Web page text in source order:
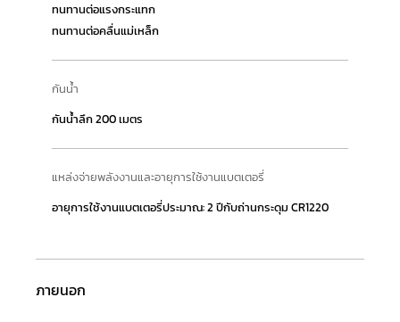
ทนทานต่อแรงกระแทก
ทนทานต่อคลื่นแม่เหล็ก
กันน้ำ
กันน้ำลึก 200 เมตร
แหล่งจ่ายพลังงานและอายุการใช้งานแบตเตอรี่
อายุการใช้งานแบตเตอรี่ประมาณ: 2 ปีกับถ่านกระดุม CR1220
ภายนอก